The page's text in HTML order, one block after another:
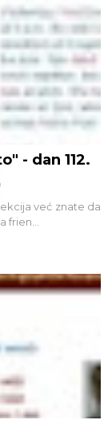
- dan 112.
već znate da
frien...